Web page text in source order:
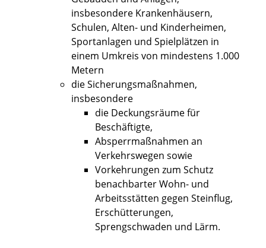
insbesondere Krankenhäusern,
Schulen, Alten- und Kinderheimen,
Sportanlagen und Spielplätzen in
einem Umkreis von mindestens 1.000
Metern
die Sicherungsmaßnahmen,
insbesondere
die Deckungsräume für
Beschäftigte,
Absperrmaßnahmen an
Verkehrswegen sowie
Vorkehrungen zum Schutz
benachbarter Wohn- und
Arbeitsstätten gegen Steinflug,
Erschütterungen,
Sprengschwaden und Lärm.